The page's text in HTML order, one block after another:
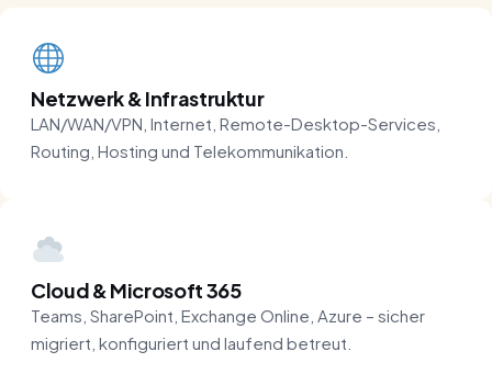
Netzwerk & Infrastruktur
LAN/WAN/VPN, Internet, Remote-Desktop-Services,
Routing, Hosting und Telekommunikation.
Cloud & Microsoft 365
Teams, SharePoint, Exchange Online, Azure – sicher
migriert, konfiguriert und laufend betreut.